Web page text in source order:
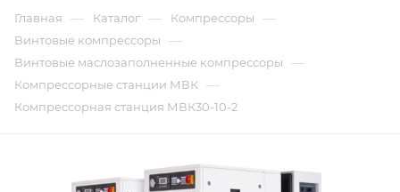
Главная — Каталог — Компрессоры —
Винтовые компрессоры —
Винтовые маслозаполненные компрессоры —
Компрессорные станции МВК —
Компрессорная станция МВК30-10-2